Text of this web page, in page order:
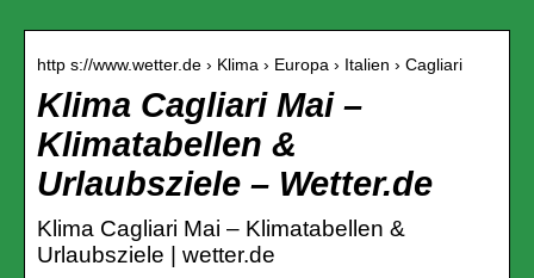
http s://www.wetter.de › Klima › Europa › Italien › Cagliari
Klima Cagliari Mai –
Klimatabellen &
Urlaubsziele – Wetter.de
Klima Cagliari Mai – Klimatabellen &
Urlaubsziele | wetter.de